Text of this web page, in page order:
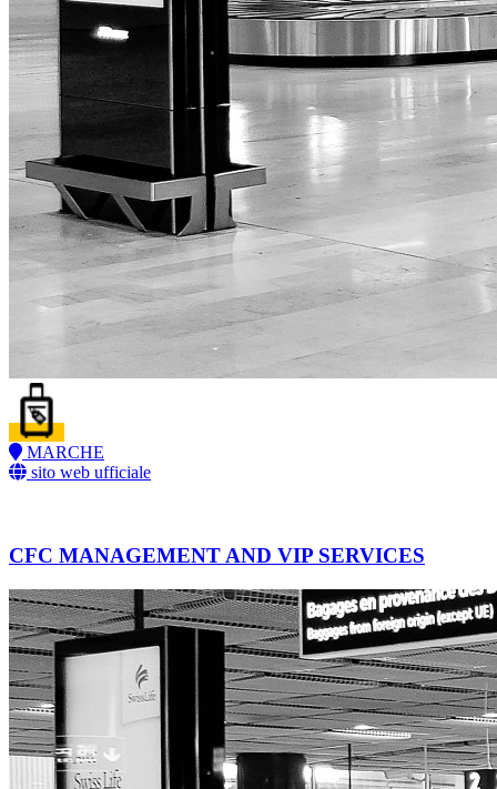
MARCHE
sito web ufficiale
CFC MANAGEMENT AND VIP SERVICES